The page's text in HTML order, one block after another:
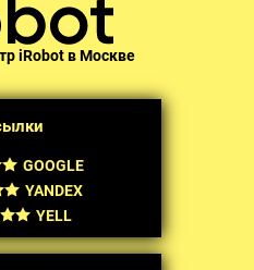
iRobot в Москве
GOOGLE
YANDEX
YELL